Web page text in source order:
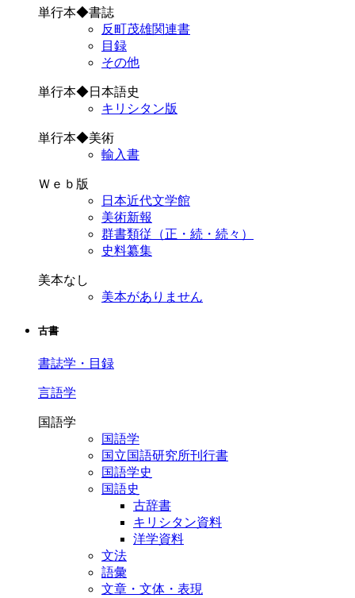
単行本◆書誌
反町茂雄関連書
目録
その他
単行本◆日本語史
キリシタン版
単行本◆美術
輸入書
Ｗｅｂ版
日本近代文学館
美術新報
群書類従（正・続・続々）
史料纂集
美本なし
美本がありません
古書
書誌学・目録
言語学
国語学
国語学
国立国語研究所刊行書
国語学史
国語史
古辞書
キリシタン資料
洋学資料
文法
語彙
文章・文体・表現